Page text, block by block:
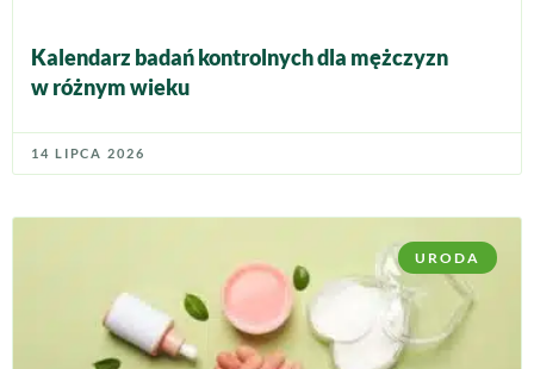
Kalendarz badań kontrolnych dla mężczyzn
w różnym wieku
14 LIPCA 2026
URODA